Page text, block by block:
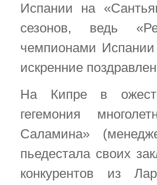
Испании на
сезонов, ведь
чемпионами
искренние
На Кипре в
гегемония
Саламина»
пьедестала своих
конкурентов из